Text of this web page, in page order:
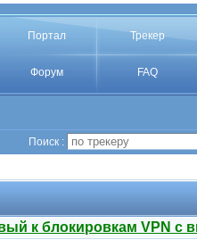
Портал Трекер
Форум FAQ
Поиск :
к блокировкам VPN с